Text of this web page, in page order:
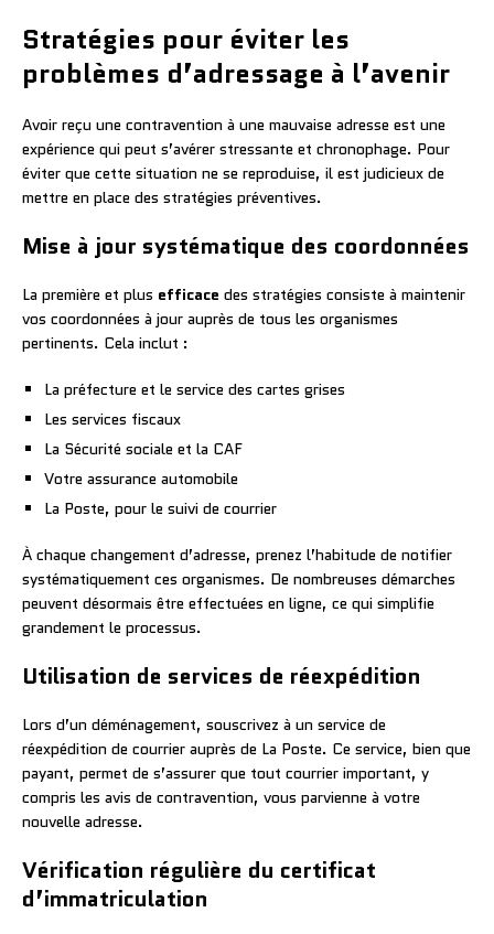
Stratégies pour éviter les
problèmes d’adressage à l’avenir
Avoir reçu une contravention à une mauvaise adresse est une
expérience qui peut s’avérer stressante et chronophage. Pour
éviter que cette situation ne se reproduise, il est judicieux de
mettre en place des stratégies préventives.
Mise à jour systématique des coordonnées
La première et plus efficace des stratégies consiste à maintenir
vos coordonnées à jour auprès de tous les organismes
pertinents. Cela inclut :
La préfecture et le service des cartes grises
Les services fiscaux
La Sécurité sociale et la CAF
Votre assurance automobile
La Poste, pour le suivi de courrier
À chaque changement d’adresse, prenez l’habitude de notifier
systématiquement ces organismes. De nombreuses démarches
peuvent désormais être effectuées en ligne, ce qui simplifie
grandement le processus.
Utilisation de services de réexpédition
Lors d’un déménagement, souscrivez à un service de
réexpédition de courrier auprès de La Poste. Ce service, bien que
payant, permet de s’assurer que tout courrier important, y
compris les avis de contravention, vous parvienne à votre
nouvelle adresse.
Vérification régulière du certificat
d’immatriculation